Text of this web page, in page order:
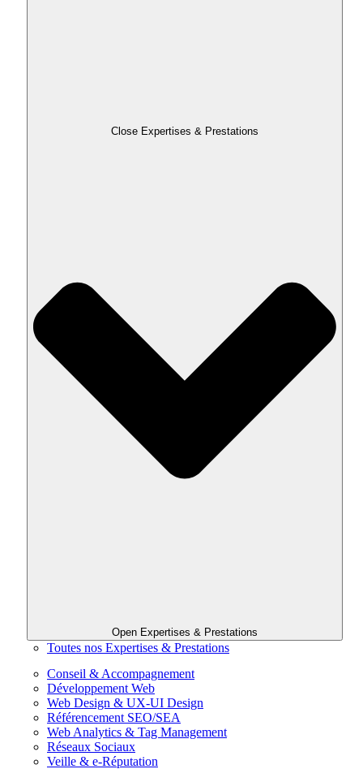
Close Expertises & Prestations
Open Expertises & Prestations
Toutes nos Expertises & Prestations
Conseil & Accompagnement
Développement Web
Web Design & UX-UI Design
Référencement SEO/SEA
Web Analytics & Tag Management
Réseaux Sociaux
Veille & e-Réputation